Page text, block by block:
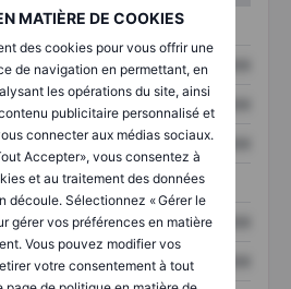
MATIÈRE DE COOKIES
des cookies pour vous offrir une
de navigation en permettant, en
les opérations du site, ainsi
publicitaire personnalisé et
connecter aux médias sociaux.
Accepter», vous consentez à
et au traitement des données
découle. Sélectionnez « Gérer le
gérer vos préférences en matière
Vous pouvez modifier vos
votre consentement à tout
XXXXXXX XXXXXXX
XXXXXXX XXXXXXX
XXXXXXX XXXXXXX
XXXXXXX XXXXXXX
XXXXXXX XXXXXXX